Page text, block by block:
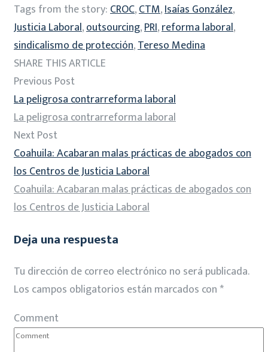
Tags from the story:CROC,CTM,Isaías González,
Justicia Laboral,outsourcing,PRI,reforma laboral,
sindicalismo de protección,Tereso Medina
SHARE THIS ARTICLE
Previous Post
La peligrosa contrarreforma laboral
La peligrosa contrarreforma laboral
Next Post
Coahuila: Acabaran malas prácticas de abogados con
los Centros de Justicia Laboral
Coahuila: Acabaran malas prácticas de abogados con
los Centros de Justicia Laboral
Deja una respuesta
Tu dirección de correo electrónico no será publicada.
Los campos obligatorios están marcados con *
Comment